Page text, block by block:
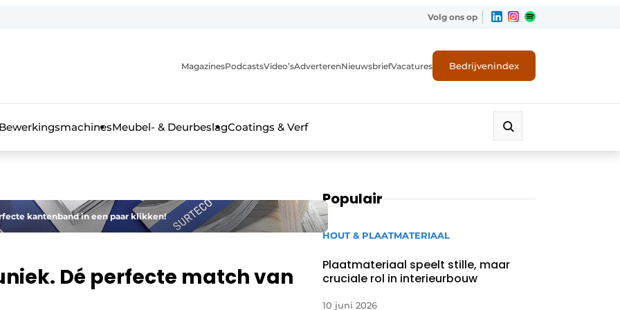
Volg ons op
MagazinesPodcastsVideo’sAdverterenNieuwsbriefVacatures Bedrijvenindex
BewerkingsmachinesMeubel- & DeurbeslagCoatings & Verf
kantenband in een paar klikken!
Dé perfecte match van
Populair
HOUT & PLAATMATERIAAL
Plaatmateriaal speelt stille, maar
cruciale rol in interieurbouw
10 juni 2026